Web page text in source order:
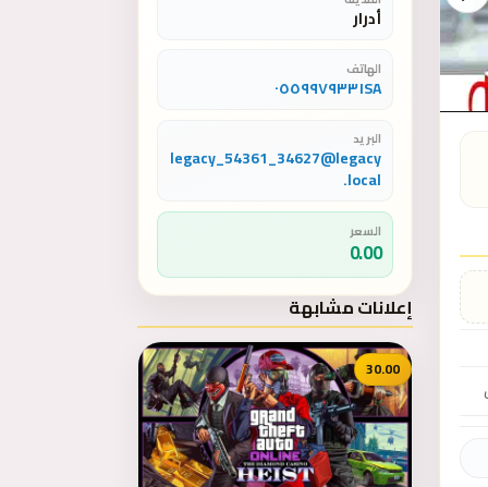
أدرار
الهاتف
٠٥٥٩٩٧٩٣٣١SA
البريد
legacy_54361_34627@legacy
.local
السعر
0.00
إعلانات مشابهة
30.00